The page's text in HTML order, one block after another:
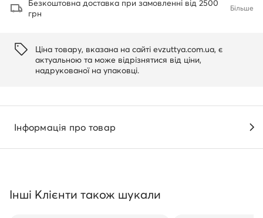
Безкоштовна доставка при замовленні від 2500
грн
Більше
Ціна товару, вказана на сайті evzuttya.com.ua, є
актуальною та може відрізнятися від ціни,
надрукованої на упаковці.
Інформація про товар
Інші Клієнти також шукали